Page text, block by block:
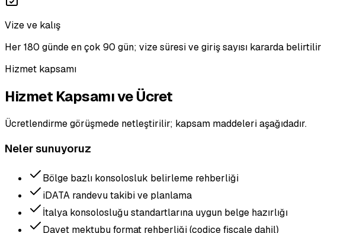
Vize ve kalış
Her 180 günde en çok 90 gün; vize süresi ve giriş sayısı kararda belirtilir
Hizmet kapsamı
Hizmet Kapsamı ve Ücret
Ücretlendirme görüşmede netleştirilir; kapsam maddeleri aşağıdadır.
Neler sunuyoruz
Bölge bazlı konsolosluk belirleme rehberliği
iDATA randevu takibi ve planlama
İtalya konsolosluğu standartlarına uygun belge hazırlığı
Davet mektubu format rehberliği (codice fiscale dahil)